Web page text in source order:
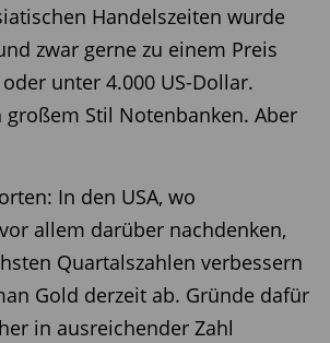
Handelszeiten wurde
zwar gerne zu einem Preis
unter 4.000 US-Dollar.
großem Stil Notenbanken. Aber
In den USA, wo
allem darüber nachdenken,
Quartalszahlen verbessern
Gold derzeit ab. Gründe dafür
in ausreichender Zahl